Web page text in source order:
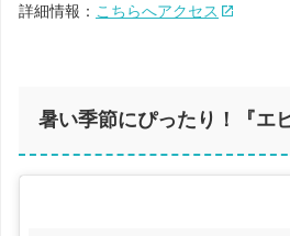
詳細情報： こちらへアクセス
暑い季節にぴったり！『エ